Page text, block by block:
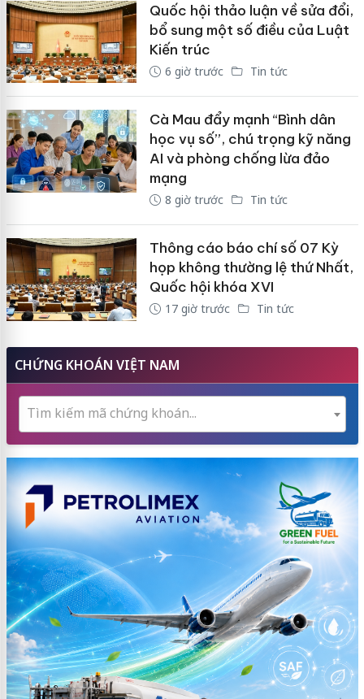
Quốc hội thảo luận về sửa đổi,
bổ sung một số điều của Luật
Kiến trúc
6 giờ trước Tin tức
Cà Mau đẩy mạnh “Bình dân
học vụ số”, chú trọng kỹ năng
AI và phòng chống lừa đảo
mạng
8 giờ trước Tin tức
Thông cáo báo chí số 07 Kỳ
họp không thường lệ thứ Nhất,
Quốc hội khóa XVI
17 giờ trước Tin tức
CHỨNG KHOÁN VIỆT NAM
Tìm kiếm mã chứng khoán...